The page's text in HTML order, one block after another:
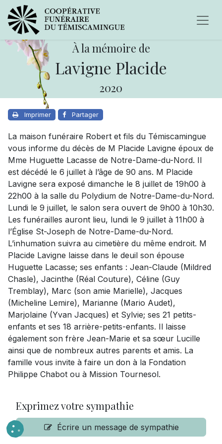
À la mémoire de
Lavigne Placide
2020
Imprimer Partager
La maison funéraire Robert et fils du Témiscamingue
vous informe du décès de M Placide Lavigne époux de
Mme Huguette Lacasse de Notre-Dame-du-Nord. Il
est décédé le 6 juillet à l’âge de 90 ans. M Placide
Lavigne sera exposé dimanche le 8 juillet de 19h00 à
22h00 à la salle du Polydium de Notre-Dame-du-Nord.
Lundi le 9 juillet, le salon sera ouvert de 9h00 à 10h30.
Les funérailles auront lieu, lundi le 9 juillet à 11h00 à
l’Église St-Joseph de Notre-Dame-du-Nord.
L’inhumation suivra au cimetière du même endroit. M
Placide Lavigne laisse dans le deuil son épouse
Huguette Lacasse; ses enfants : Jean-Claude (Mildred
Chasle), Jacinthe (Réal Couture), Céline (Guy
Tremblay), Marc (son amie Marielle), Jacques
(Micheline Lemire), Marianne (Mario Audet),
Marjolaine (Yvan Jacques) et Sylvie; ses 21 petits-
enfants et ses 18 arrière-petits-enfants. Il laisse
également son frère Jean-Marie et sa sœur Lucille
ainsi que de nombreux autres parents et amis. La
famille vous invite à faire un don à la Fondation
Philippe Chabot ou à Mission Tournesol.
Exprimez votre sympathie
Écrire un message de sympathie